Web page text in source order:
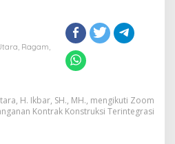
, Ragam,
H. Ikbar, SH., MH., mengikuti Zoom
Kontrak Konstruksi Terintegrasi